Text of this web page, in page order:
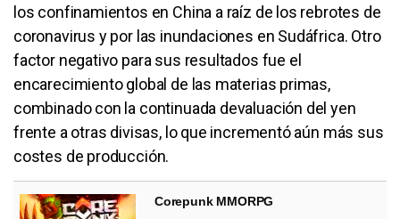
los confinamientos en China a raíz de los rebrotes de
coronavirus y por las inundaciones en Sudáfrica. Otro
factor negativo para sus resultados fue el
encarecimiento global de las materias primas,
combinado con la continuada devaluación del yen
frente a otras divisas, lo que incrementó aún más sus
costes de producción.
Corepunk MMORPG